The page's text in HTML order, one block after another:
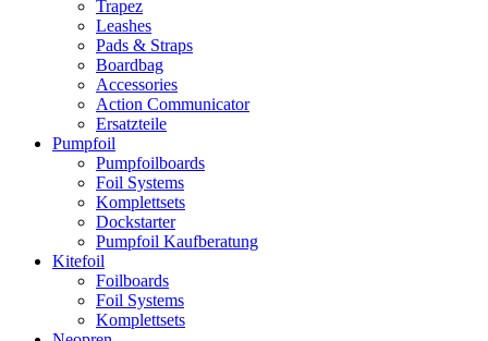
Trapez
Leashes
Pads & Straps
Boardbag
Accessories
Action Communicator
Ersatzteile
Pumpfoil
Pumpfoilboards
Foil Systems
Komplettsets
Dockstarter
Pumpfoil Kaufberatung
Kitefoil
Foilboards
Foil Systems
Komplettsets